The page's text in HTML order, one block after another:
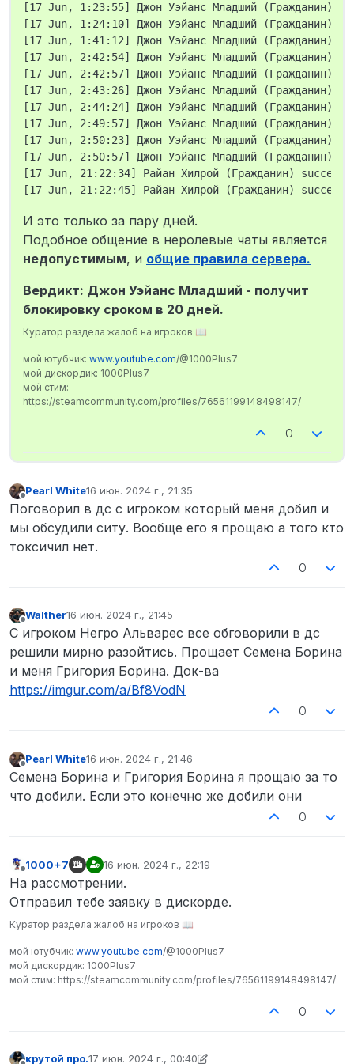
[17 Jun, 1:23:55] Джон Уэйанс Младший (Гражданин)
[17 Jun, 1:24:10] Джон Уэйанс Младший (Гражданин)
[17 Jun, 1:41:12] Джон Уэйанс Младший (Гражданин)
[17 Jun, 2:42:54] Джон Уэйанс Младший (Гражданин)
[17 Jun, 2:42:57] Джон Уэйанс Младший (Гражданин)
[17 Jun, 2:43:26] Джон Уэйанс Младший (Гражданин)
[17 Jun, 2:44:24] Джон Уэйанс Младший (Гражданин)
[17 Jun, 2:49:57] Джон Уэйанс Младший (Гражданин)
[17 Jun, 2:50:23] Джон Уэйанс Младший (Гражданин)
[17 Jun, 2:50:57] Джон Уэйанс Младший (Гражданин)
[17 Jun, 21:22:34] Райан Хилрой (Гражданин)
И это только за пару дней.
Подобное общение в неролевые чаты является
недопустимым, и общие правила сервера.
Вердикт: Джон Уэйанс Младший - получит
блокировку сроком в 20 дней.
Куратор раздела жалоб на игроков 📖
мой ютубчик: www.youtube.com/@1000Plus7
мой дискордик: 1000Plus7
мой стим:
https://steamcommunity.com/profiles/76561199148498147/
0
Pearl White16 июн. 2024 г., 21:35
отредактировано
Поговорил в дс с игроком который меня добил и
мы обсудили ситу. Вообще его я прощаю а того кто
токсичил нет.
0
Walther16 июн. 2024 г., 21:45
отредактировано
С игроком Негро Альварес все обговорили в дс
решили мирно разойтись. Прощает Семена Борина
и меня Григория Борина. Док-ва
https://imgur.com/a/Bf8VodN
0
Не в сети
Pearl White16 июн. 2024 г., 21:46
отредактировано
Семена Борина и Григория Борина я прощаю за то
что добили. Если это конечно же добили они
0
1000+7 16 июн. 2024 г., 22:19
отредактировано
На рассмотрении.
Отправил тебе заявку в дискорде.
Куратор раздела жалоб на игроков 📖
мой ютубчик: www.youtube.com/@1000Plus7
мой дискордик: 1000Plus7
мой стим: https://steamcommunity.com/profiles/76561199148498147/
0
крутой про.17 июн. 2024 г., 00:40